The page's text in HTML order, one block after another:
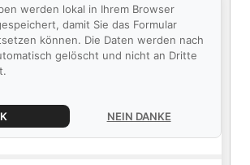
werden lokal in Ihrem Browser
damit Sie das Formular
können. Die Daten werden nach
gelöscht und nicht an Dritte
NEIN DANKE